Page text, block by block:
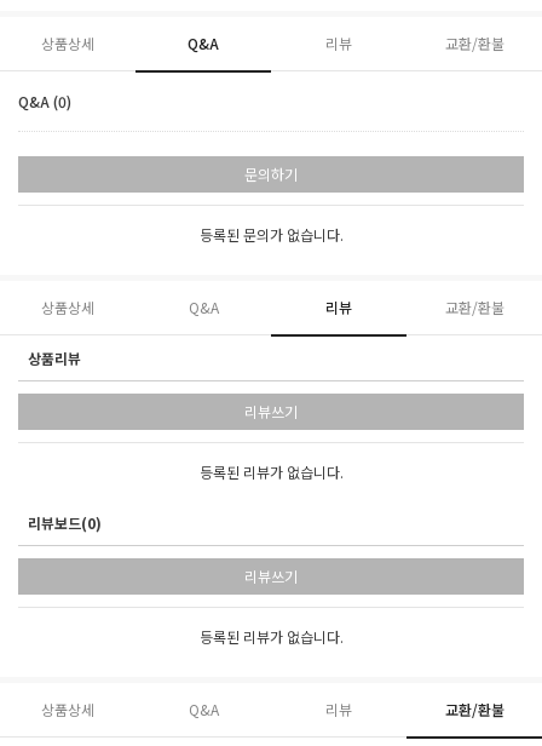
상품상세 Q&A 리뷰 교환/환불
Q&A (0)
문의하기
등록된 문의가 없습니다.
상품상세 Q&A 리뷰 교환/환불
상품리뷰
리뷰쓰기
등록된 리뷰가 없습니다.
리뷰보드(0)
리뷰쓰기
등록된 리뷰가 없습니다.
상품상세 Q&A 리뷰 교환/환불